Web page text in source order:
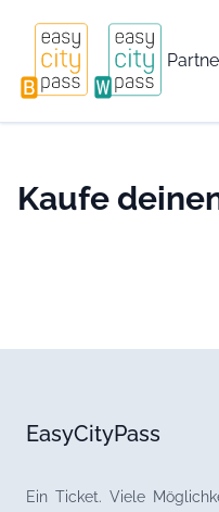
Kaufe
EasyCityPass
Ein Ticket. Viele